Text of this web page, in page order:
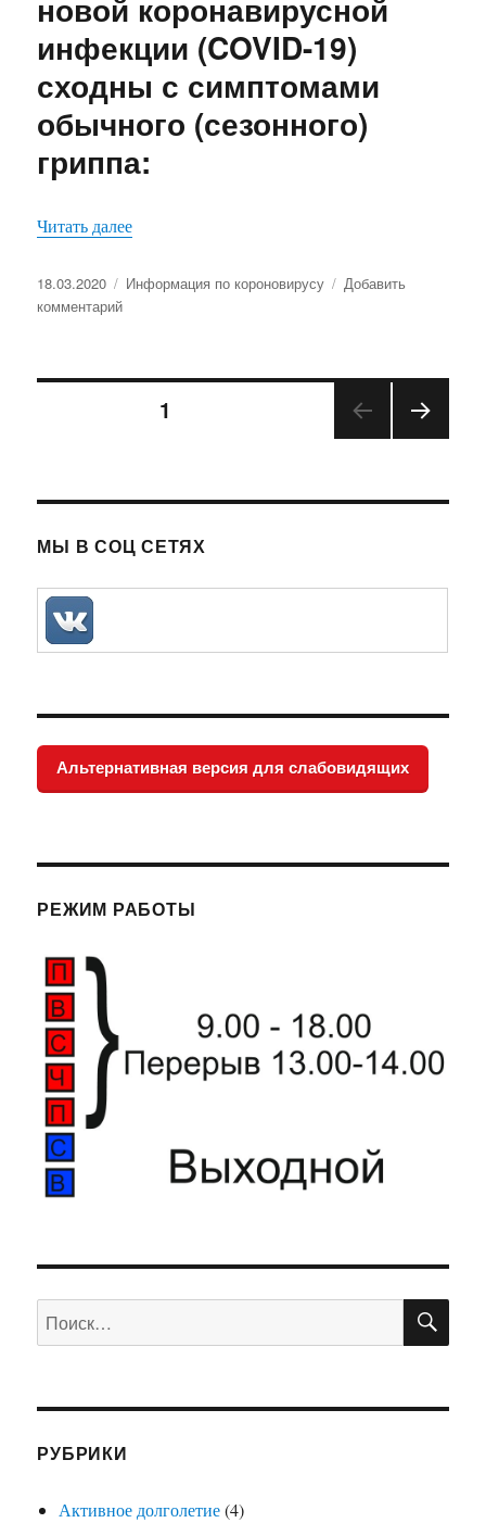
–
поможет
маска!
новой коронавирусной
инфекции (COVID-19)
сходны с симптомами
обычного (сезонного)
гриппа:
Читать далее«Симптомы заболевания новой
Опубликовано
18.03.2020 Рубрики
Информация по короновирусу
Добавить
комментарийк
заболевания
коронавирусной
сходны
симптомами
Пагинация
1
СТРА
МЫ В СОЦ СЕТЯХ
Альтернативная версия для слабовидящих
РЕЖИМ РАБОТЫ
Искать:
РУБРИКИ
Активное долголетие(4)